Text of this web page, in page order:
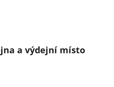
a výdejní místo